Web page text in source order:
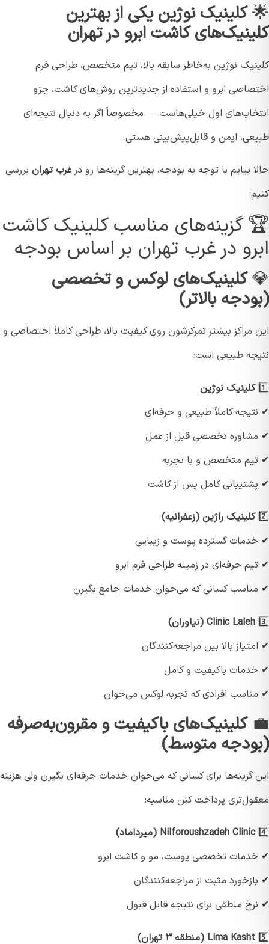
کلینیک نوژین یکی از بهترین
کاشت ابرو در تهران
نوژین به‌خاطر سابقه بالا، تیم متخصص، طراحی فرم
ابرو و استفاده از جدیدترین روش‌های کاشت، جزو
اول خیلی‌هاست — مخصوصاً اگر به دنبال نتیجه‌ای
ایمن و قابل‌پیش‌بینی هستی.
بیایم با توجه به بودجه، بهترین گزینه‌ها رو در غرب تهرانبررسی
گزینه‌های مناسب کلینیک کاشت
در غرب تهران بر اساس بودجه
کلینیک‌های لوکس و تخصصی
بالاتر)
مراکز بیشتر تمرکزشون روی کیفیت بالا، طراحی کاملاً اختصاصی و
طبیعی است:
کلینیک نوژین
کاملاً طبیعی و حرفه‌ای
تخصصی قبل از عمل
متخصص و با تجربه
کامل پس از کاشت
کلینیک راژین (زعفرانیه)
گسترده پوست و زیبایی
حرفه‌ای در زمینه طراحی فرم ابرو
کسانی که می‌خوان خدمات جامع بگیرن
Clinic Laleh (نیاوران)
بالا بین مراجعه‌کنندگان
باکیفیت و کامل
افرادی که تجربه لوکس می‌خوان
کلینیک‌های باکیفیت و مقرون‌به‌صرفه
متوسط)
گزینه‌ها برای کسانی که می‌خوان خدمات حرفه‌ای بگیرن ولی هزینه
پرداخت کنن مناسبه:
Nilforoushzadeh Clinic (میرداماد)
تخصصی پوست، مو و کاشت ابرو
مثبت از مراجعه‌کنندگان
منطقی برای نتیجه قابل قبول
Lima Kasht (منطقه ۳ تهران)